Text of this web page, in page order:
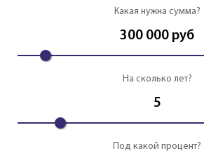
Какая нужна сумма?
300 000 руб
На сколько лет?
5
Под какой процент?